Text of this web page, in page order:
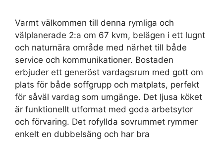
Varmt välkommen till denna rymliga och
välplanerade 2:a om 67 kvm, belägen i ett lugnt
och naturnära område med närhet till både
service och kommunikationer. Bostaden
erbjuder ett generöst vardagsrum med gott om
plats för både soffgrupp och matplats, perfekt
för såväl vardag som umgänge. Det ljusa köket
är funktionellt utformat med goda arbetsytor
och förvaring. Det rofyllda sovrummet rymmer
enkelt en dubbelsäng och har bra